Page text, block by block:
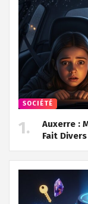
SOCIÉTÉ
Auxerre :
Fait